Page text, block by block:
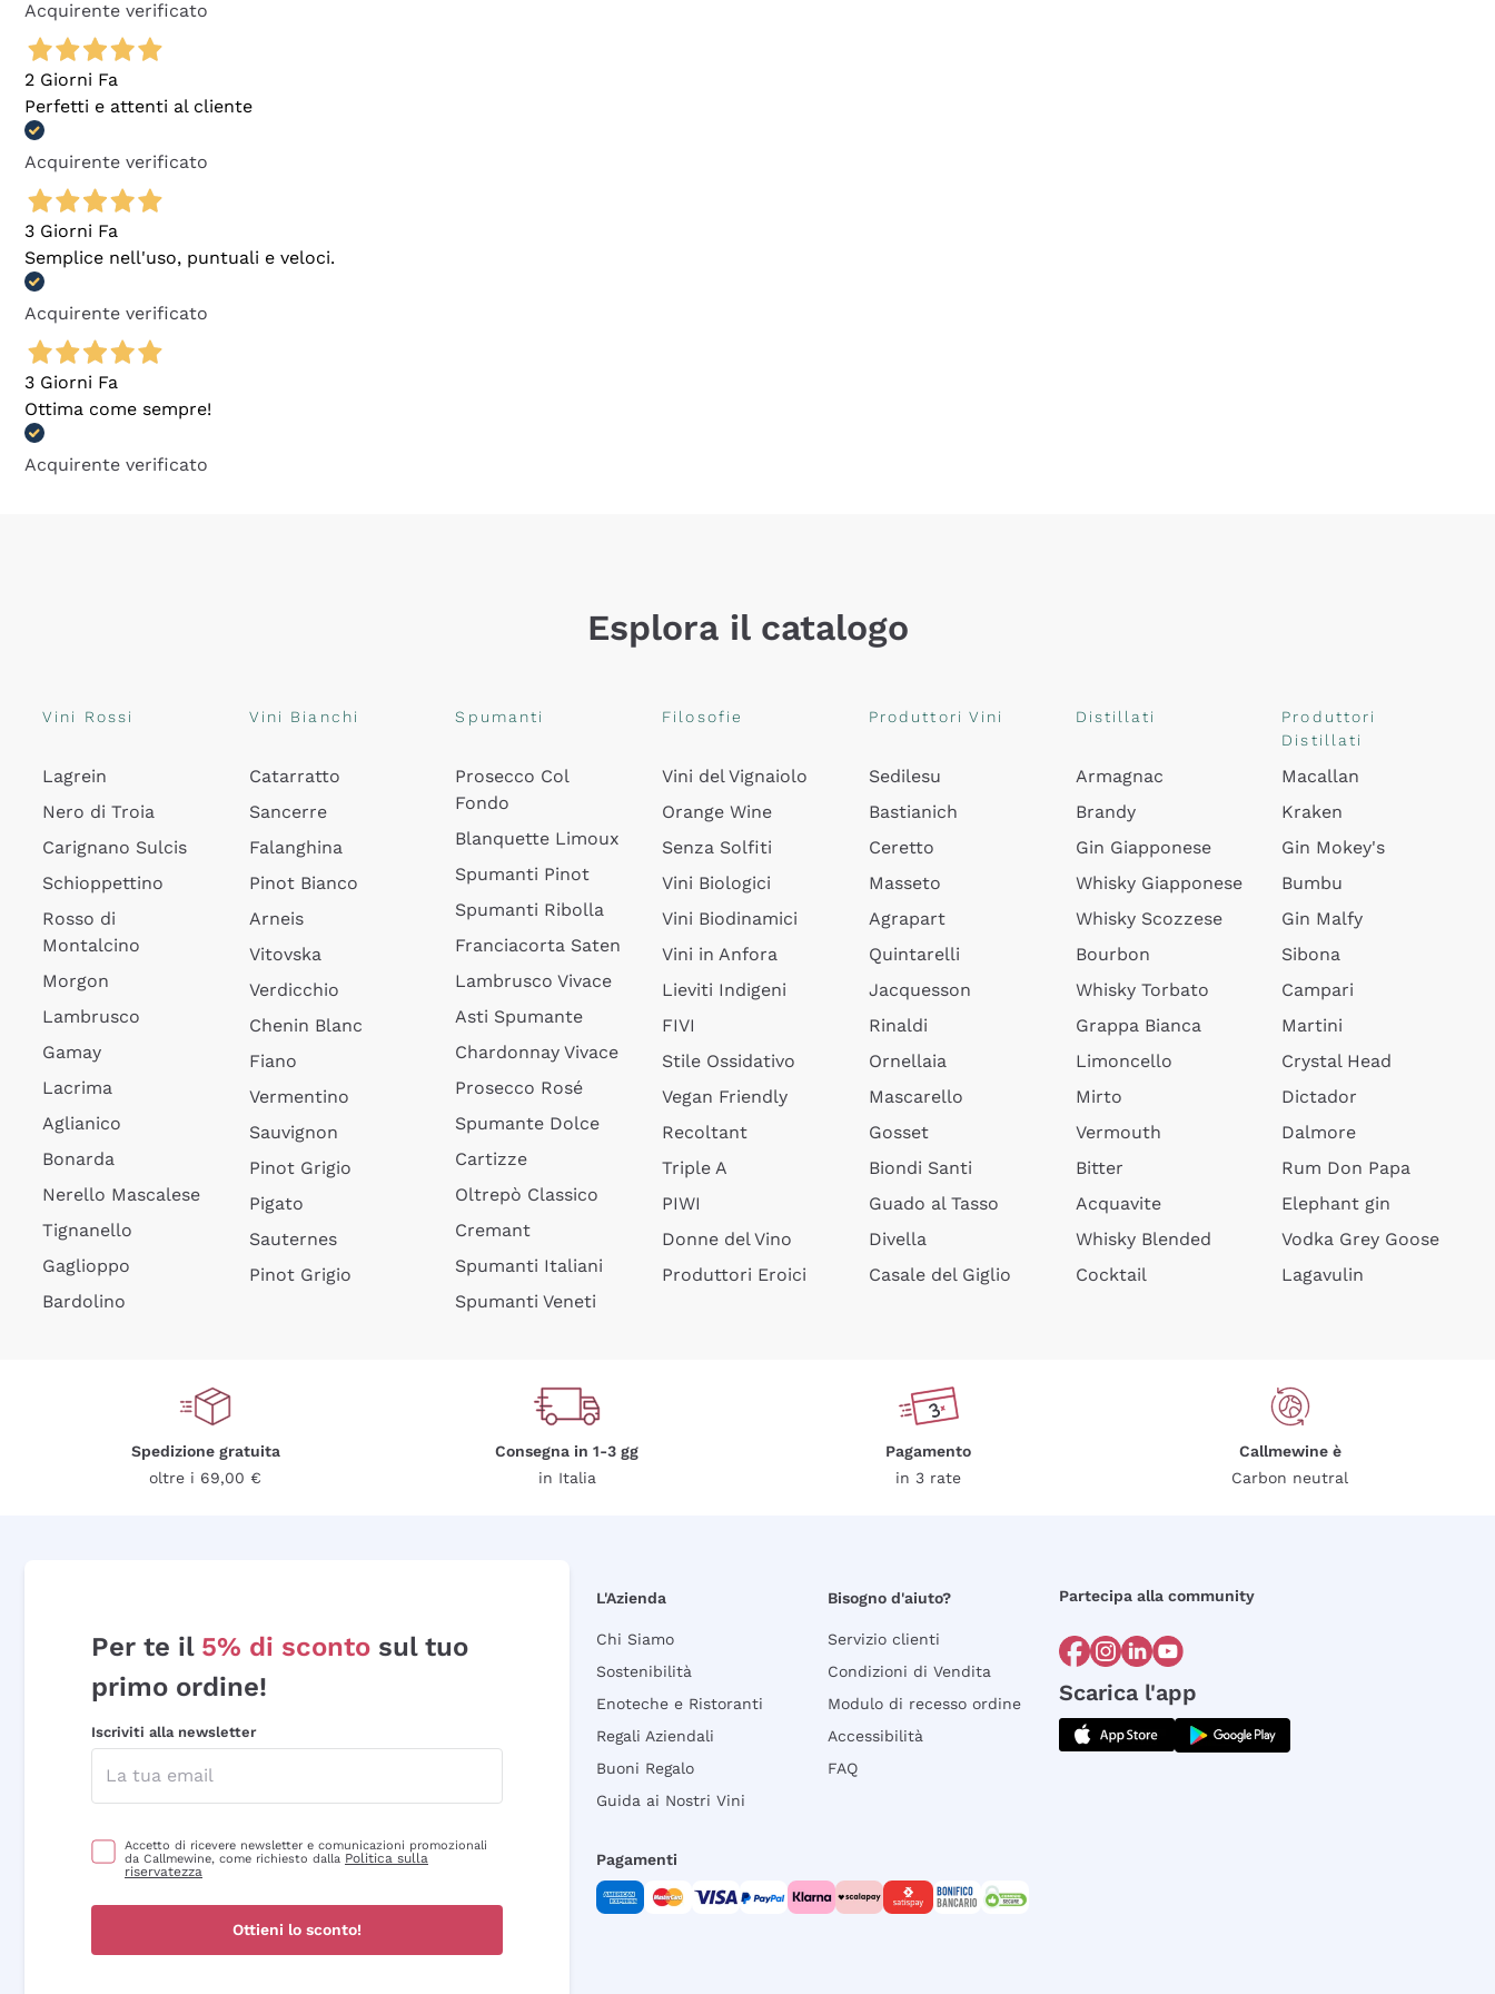
Acquirente verificato
2 Giorni Fa
Perfetti e attenti al cliente
Acquirente verificato
3 Giorni Fa
Semplice nell'uso, puntuali e veloci.
Acquirente verificato
3 Giorni Fa
Ottima come sempre!
Acquirente verificato
Esplora il catalogo
Vini Rossi
Lagrein
Nero di Troia
Carignano Sulcis
Schioppettino
Rosso di
Montalcino
Morgon
Lambrusco
Gamay
Lacrima
Aglianico
Bonarda
Nerello Mascalese
Tignanello
Gaglioppo
Bardolino
Vini Bianchi
Catarratto
Sancerre
Falanghina
Pinot Bianco
Arneis
Vitovska
Verdicchio
Chenin Blanc
Fiano
Vermentino
Sauvignon
Pinot Grigio
Pigato
Sauternes
Pinot Grigio
Spumanti
Prosecco Col
Fondo
Blanquette Limoux
Spumanti Pinot
Spumanti Ribolla
Franciacorta Saten
Lambrusco Vivace
Asti Spumante
Chardonnay Vivace
Prosecco Rosé
Spumante Dolce
Cartizze
Oltrepò Classico
Cremant
Spumanti Italiani
Spumanti Veneti
Filosofie
Vini del Vignaiolo
Orange Wine
Senza Solfiti
Vini Biologici
Vini Biodinamici
Vini in Anfora
Lieviti Indigeni
FIVI
Stile Ossidativo
Vegan Friendly
Recoltant
Triple A
PIWI
Donne del Vino
Produttori Eroici
Produttori Vini
Sedilesu
Bastianich
Ceretto
Masseto
Agrapart
Quintarelli
Jacquesson
Rinaldi
Ornellaia
Mascarello
Gosset
Biondi Santi
Guado al Tasso
Divella
Casale del Giglio
Distillati
Armagnac
Brandy
Gin Giapponese
Whisky Giapponese
Whisky Scozzese
Bourbon
Whisky Torbato
Grappa Bianca
Limoncello
Mirto
Vermouth
Bitter
Acquavite
Whisky Blended
Cocktail
Produttori
Distillati
Macallan
Kraken
Gin Mokey's
Bumbu
Gin Malfy
Sibona
Campari
Martini
Crystal Head
Dictador
Dalmore
Rum Don Papa
Elephant gin
Vodka Grey Goose
Lagavulin
Spedizione gratuita
oltre i 69,00 €
Consegna in 1-3 gg
in Italia
Pagamento
in 3 rate
Callmewine è
Carbon neutral
Per te il 5% di sconto sul tuo
primo ordine!
Iscriviti alla newsletter
Accetto di ricevere newsletter e comunicazioni promozionali
da Callmewine, come richiesto dalla Politica sulla
riservatezza
Ottieni lo sconto!
L'Azienda
Chi Siamo
Sostenibilità
Enoteche e Ristoranti
Regali Aziendali
Buoni Regalo
Guida ai Nostri Vini
Bisogno d'aiuto?
Servizio clienti
Condizioni di Vendita
Modulo di recesso ordine
Accessibilità
FAQ
Partecipa alla community
Scarica l'app
Pagamenti